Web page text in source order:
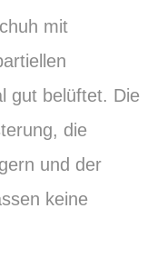
mit
gut belüftet. Die
die
und der
keine